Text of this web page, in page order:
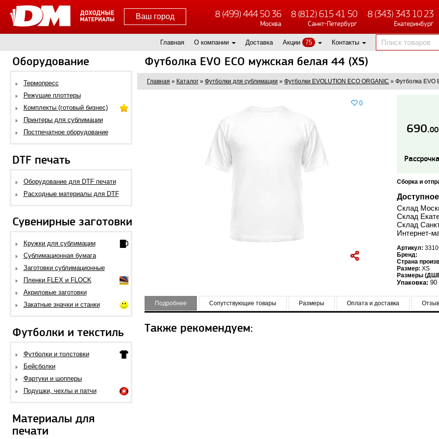
Ваш город 8 (499) 444 50 36
Москва
8 (812) 615 41 50
Санкт-Петербург
8 (343) 343 10 23
Екатеринбург
Главная О компании Доставка Акции 75 Контакты
Оборудование
Термопресс
Режущие плоттеры
Комплекты (готовый бизнес)
Принтеры для сублимации
Постпечатное оборудование
DTF печать
Оборудование для DTF печати
Расходные материалы для DTF
Сувенирные заготовки
Кружки для сублимации
Сублимационная бумага
Заготовки сублимационные
Пленки FLEX и FLOCK
Акриловые заготовки
Закатные значки и станки
Футболки и текстиль
Футболки и толстовки
Бейсболки
Фартуки и шопперы
Подушки, чехлы и патчи
Материалы для
печати
Футболка EVO ECO мужская белая 44 (XS)
Главная » Каталог » Футболки для сублимации » Футболки EVOLUTION ECO ORGANIC » Футболка EVO
0
690.00
Сборка и
Склад
Склад
Склад
Интернет-
Артикул:
Бренд:
Страна
Размер: XS
Размеры
Упаковка: 90
Подробнее Сопутствующие товары Размеры Оплата и доставка
Также рекомендуем: